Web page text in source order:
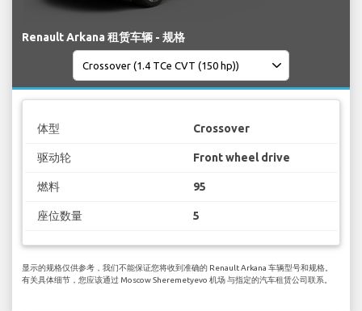
Renault Arkana 租赁车辆 - 规格
体型 Crossover
驱动轮 Front wheel drive
燃料 95
座位数量 5
显示的规格仅供参考，我们不能保证您将收到准确的 Renault Arkana 车辆型号和规格。
有关具体细节，您应该通过 Moscow Sheremetyevo 机场 与指定的汽车租赁公司联系。